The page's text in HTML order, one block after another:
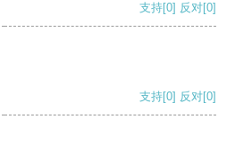
支持[0] 反对[0]
支持[0] 反对[0]